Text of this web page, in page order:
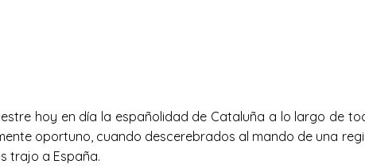
hoy en día la españolidad de Cataluña a lo largo de
oportuno, cuando descerebrados al mando de una
trajo a España.